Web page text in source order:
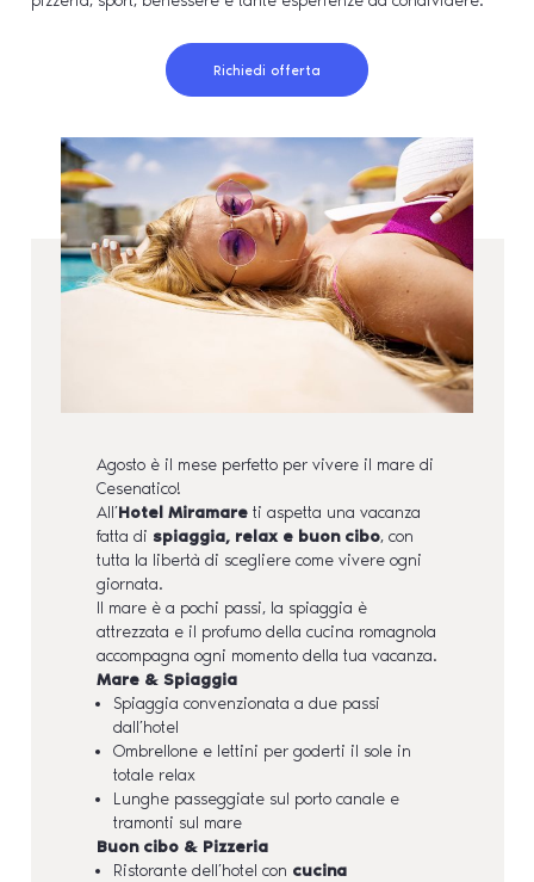
Richiedi offerta
Agosto è il mese perfetto per vivere il mare di
Cesenatico!
All’Hotel Miramareti aspetta una vacanza
fatta di spiaggia, relax e buon cibo, con
tutta la libertà di scegliere come vivere ogni
giornata.
Il mare è a pochi passi, la spiaggia è
attrezzata e il profumo della cucina romagnola
accompagna ogni momento della tua vacanza.
Mare & Spiaggia
Spiaggia convenzionata a due passi
dall’hotel
Ombrellone e lettini per goderti il sole in
totale relax
Lunghe passeggiate sul porto canale e
tramonti sul mare
Buon cibo & Pizzeria
Ristorante dell’hotel con cucina